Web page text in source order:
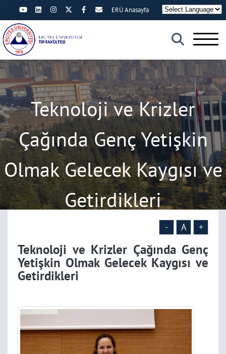
×
ERÜ Anasayfa
Teknoloji ve Krizler
Çağında Genç Yetişkin
Olmak Gelecek Kaygısı ve
Getirdikleri
- A +
Teknoloji ve Krizler Çağında Genç
Yetişkin Olmak Gelecek Kaygısı ve
Getirdikleri